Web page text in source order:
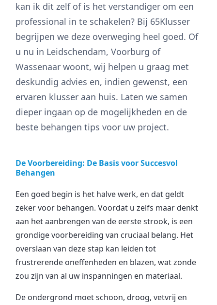
kan ik dit zelf of is het verstandiger om een
professional in te schakelen? Bij 65Klusser
begrijpen we deze overweging heel goed. Of
u nu in Leidschendam, Voorburg of
Wassenaar woont, wij helpen u graag met
deskundig advies en, indien gewenst, een
ervaren klusser aan huis. Laten we samen
dieper ingaan op de mogelijkheden en de
beste behangen tips voor uw project.
De Voorbereiding: De Basis voor Succesvol
Behangen
Een goed begin is het halve werk, en dat geldt
zeker voor behangen. Voordat u zelfs maar denkt
aan het aanbrengen van de eerste strook, is een
grondige voorbereiding van cruciaal belang. Het
overslaan van deze stap kan leiden tot
frustrerende oneffenheden en blazen, wat zonde
zou zijn van al uw inspanningen en materiaal.
De ondergrond moet schoon, droog, vetvrij en